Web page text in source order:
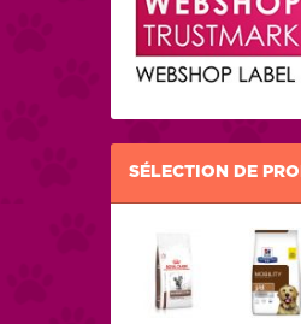
SÉLECTION DE